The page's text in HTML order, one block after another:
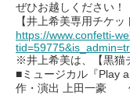
ぜひお越しください！
【井上希美専用チケッ
https://www.confetti-
※井上希美は、【黒猫
■ミュージカル『Play a
作・演出 上田一豪